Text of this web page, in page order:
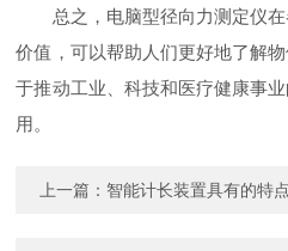
总之，电脑型径向力测定仪在
价值，可以帮助人们更好地了解
于推动工业、科技和医疗健康事
用。
上一篇： 智能计长装置具有的特点